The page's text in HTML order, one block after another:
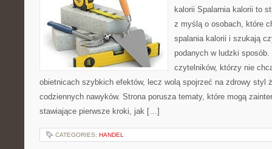
kalorii Spalarnia kalorii to
z myślą o osobach, które
spalania kalorii i szukają
podanych w ludzki sposób.
czytelników, którzy nie
obietnicach szybkich efektów, lecz wolą spojrzeć na zdrowy styl
codziennych nawyków. Strona porusza tematy, które mogą
stawiające pierwsze kroki, jak […]
CATEGORIES: HANDEL